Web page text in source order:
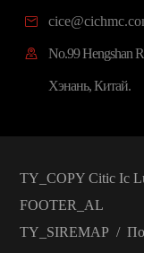


No.99 Hengshan
Хэнань, Китай.
TY_COPY Citic Ic
FOOTER_AL
TY_SIREMAP/